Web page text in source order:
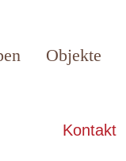
Objekte
Kontakt